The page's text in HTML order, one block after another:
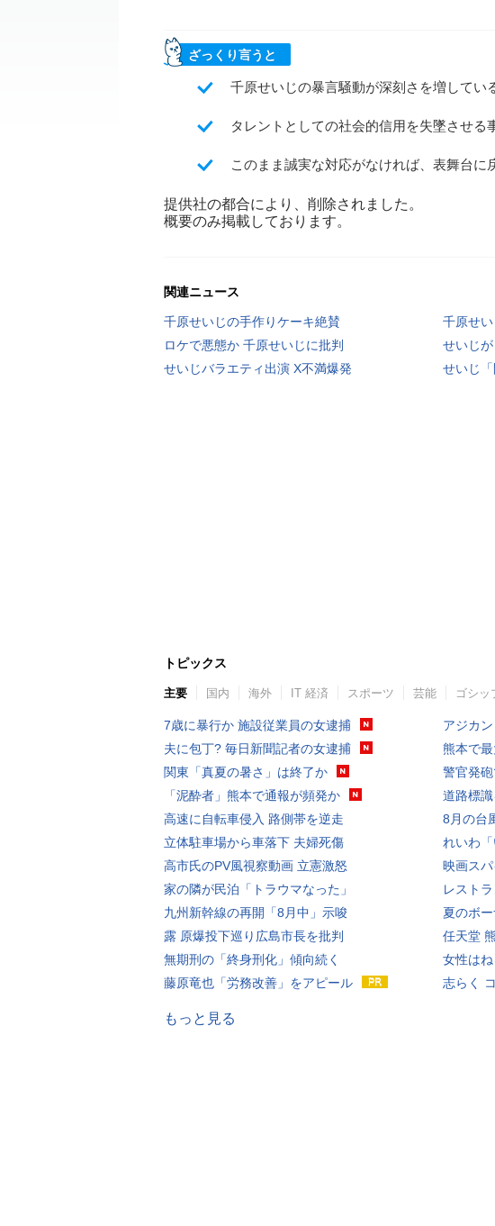
ざっくり言うと
千原せいじの暴言騒動が深刻さを増してい
タレントとしての社会的信用を失墜させる
このまま誠実な対応がなければ、表舞台に
提供社の都合により、削除されました。
概要のみ掲載しております。
関連ニュース
千原せいじの手作りケーキ絶賛
千原せ
ロケで悪態か 千原せいじに批判
せいじ
せいじバラエティ出演 X不満爆発
せいじ
トピックス
主要 国内 海外 IT 経済 スポーツ 芸能 ゴシッ
7歳に暴行か 施設従業員の女逮捕
夫に包丁? 毎日新聞記者の女逮捕
関東「真夏の暑さ」は終了か
「泥酔者」熊本で通報が頻発か
高速に自転車侵入 路側帯を逆走
立体駐車場から車落下 夫婦死傷
高市氏のPV風視察動画 立憲激怒
家の隣が民泊「トラウマなった」
九州新幹線の再開「8月中」示唆
露 原爆投下巡り広島市長を批判
無期刑の「終身刑化」傾向続く
藤原竜也「労務改善」をアピール
アジカ
熊本で
警官発
道路標
8月の台
れいわ
映画ス
レスト
夏のボ
任天堂
女性は
志らく
もっと見る